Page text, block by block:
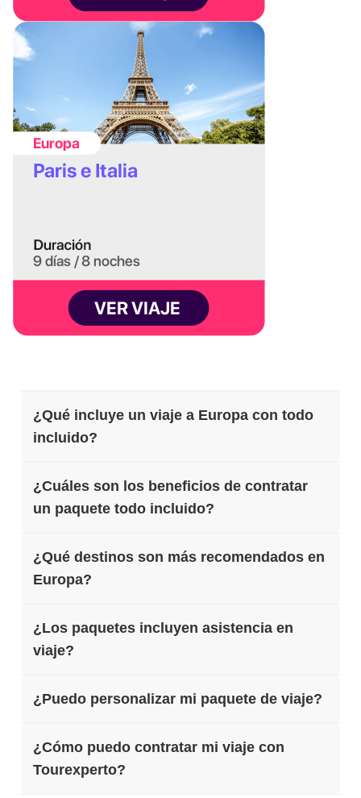
¿Qué incluye un viaje a Europa con todo
incluido?
¿Cuáles son los beneficios de contratar
un paquete todo incluido?
¿Qué destinos son más recomendados en
Europa?
¿Los paquetes incluyen asistencia en
viaje?
¿Puedo personalizar mi paquete de viaje?
¿Cómo puedo contratar mi viaje con
Tourexperto?